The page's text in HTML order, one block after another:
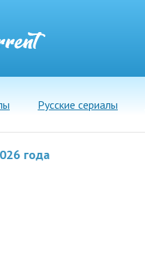
Русские сериалы
года